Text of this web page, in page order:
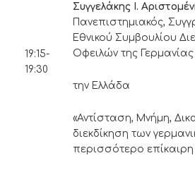
19:15-
19:30
Συγγελάκης Ι.
Πανεπιστημιακός,
Εθνικού Συμβουλίου
Οφειλών της
την Ελλάδα
«Αντίσταση, Μνήμη,
διεκδίκηση των
περισσότερο